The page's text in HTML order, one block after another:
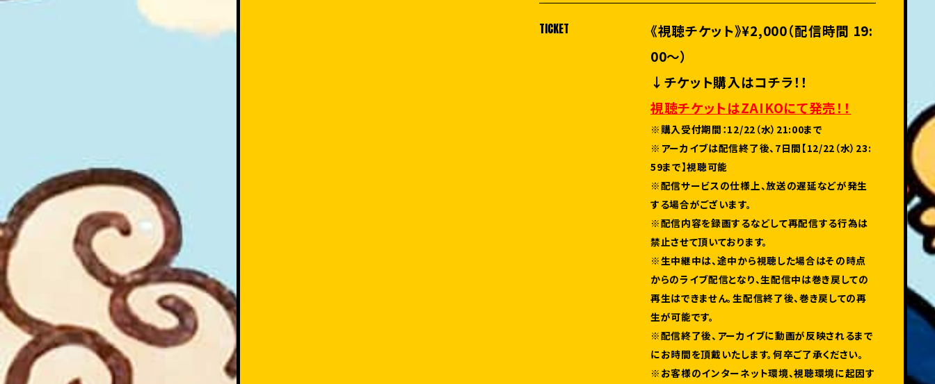
TICKET
《視聴チケット》¥2,000（配信時間 19:
00〜）
↓チケット購入はコチラ！！
視聴チケットはZAIKOにて発売！！
※購入受付期間：12/22（水）21:00まで
※アーカイブは配信終了後、7日間【12/22（水）23:
59まで】視聴可能
※配信サービスの仕様上、放送の遅延などが発生
する場合がございます。
※配信内容を録画するなどして再配信する行為は
禁止させて頂いております。
※生中継中は、途中から視聴した場合はその時点
からのライブ配信となり、生配信中は巻き戻しての
再生はできません。生配信終了後、巻き戻しての再
生が可能です。
※配信終了後、アーカイブに動画が反映されるまで
にお時間を頂戴いたします。何卒ご了承ください。
※お客様のインターネット環境、視聴環境に起因す